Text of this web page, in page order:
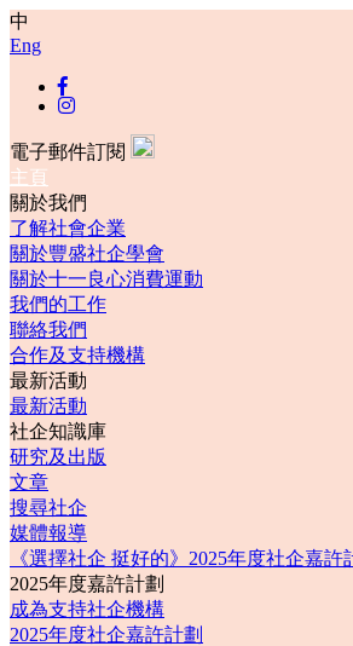
中
Eng
電子郵件訂閱
主頁
關於我們
了解社會企業
關於豐盛社企學會
關於十一良心消費運動
我們的工作
聯絡我們
合作及支持機構
最新活動
最新活動
社企知識庫
研究及出版
文章
搜尋社企
媒體報導
《選擇社企 挺好的》2025年度社企嘉許
2025年度嘉許計劃
成為支持社企機構
2025年度社企嘉許計劃